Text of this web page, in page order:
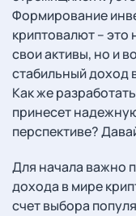
Формирование
криптовалют – это
свои активы, но и
стабильный доход
Как же
принесет
перспективе?
Для начала важно
дохода в мире
счет выбора